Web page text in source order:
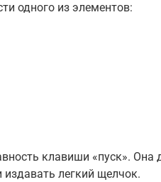
одного из элементов:
клавиши «пуск». Она
легкий щелчок.